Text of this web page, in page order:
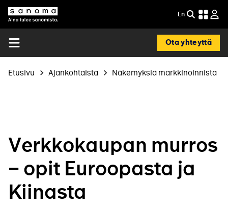
Sanoma
En EN
In
English
Etsi
Open
menu
Ota yhteyttä
Murupolku
Etusivu Ajankohtaista Näkemyksiä markkinoinnista
Verkkokaupan murros
– opit Euroopasta ja
Kiinasta